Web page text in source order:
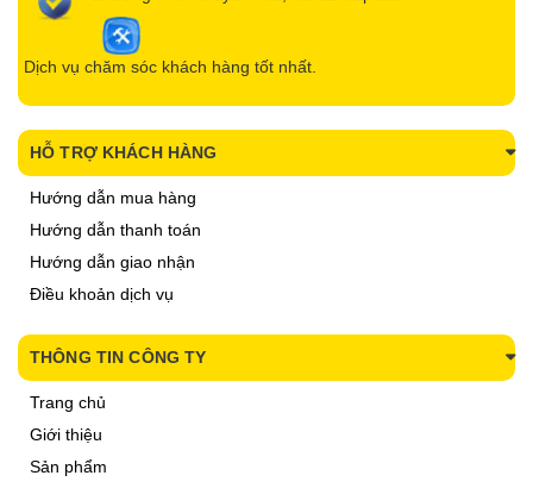
Dịch vụ chăm sóc khách hàng tốt nhất.
HỖ TRỢ KHÁCH HÀNG
Hướng dẫn mua hàng
Hướng dẫn thanh toán
Hướng dẫn giao nhận
Điều khoản dịch vụ
THÔNG TIN CÔNG TY
Trang chủ
Giới thiệu
Sản phẩm